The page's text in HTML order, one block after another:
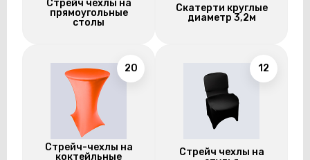
Стрейч чехлы на
прямоугольные
столы
Скатерти круглые
диаметр 3,2м
20
Стрейч-чехлы на
коктейльные
12
Стрейч чехлы на